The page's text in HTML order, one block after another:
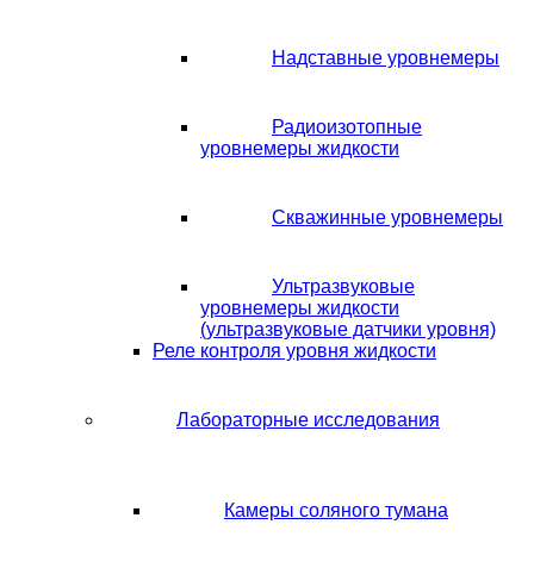
Надставные уровнемеры
Радиоизотопные
уровнемеры жидкости
Скважинные уровнемеры
Ультразвуковые
уровнемеры жидкости
(ультразвуковые датчики уровня)
Реле контроля уровня жидкости
Лабораторные исследования
Камеры соляного тумана